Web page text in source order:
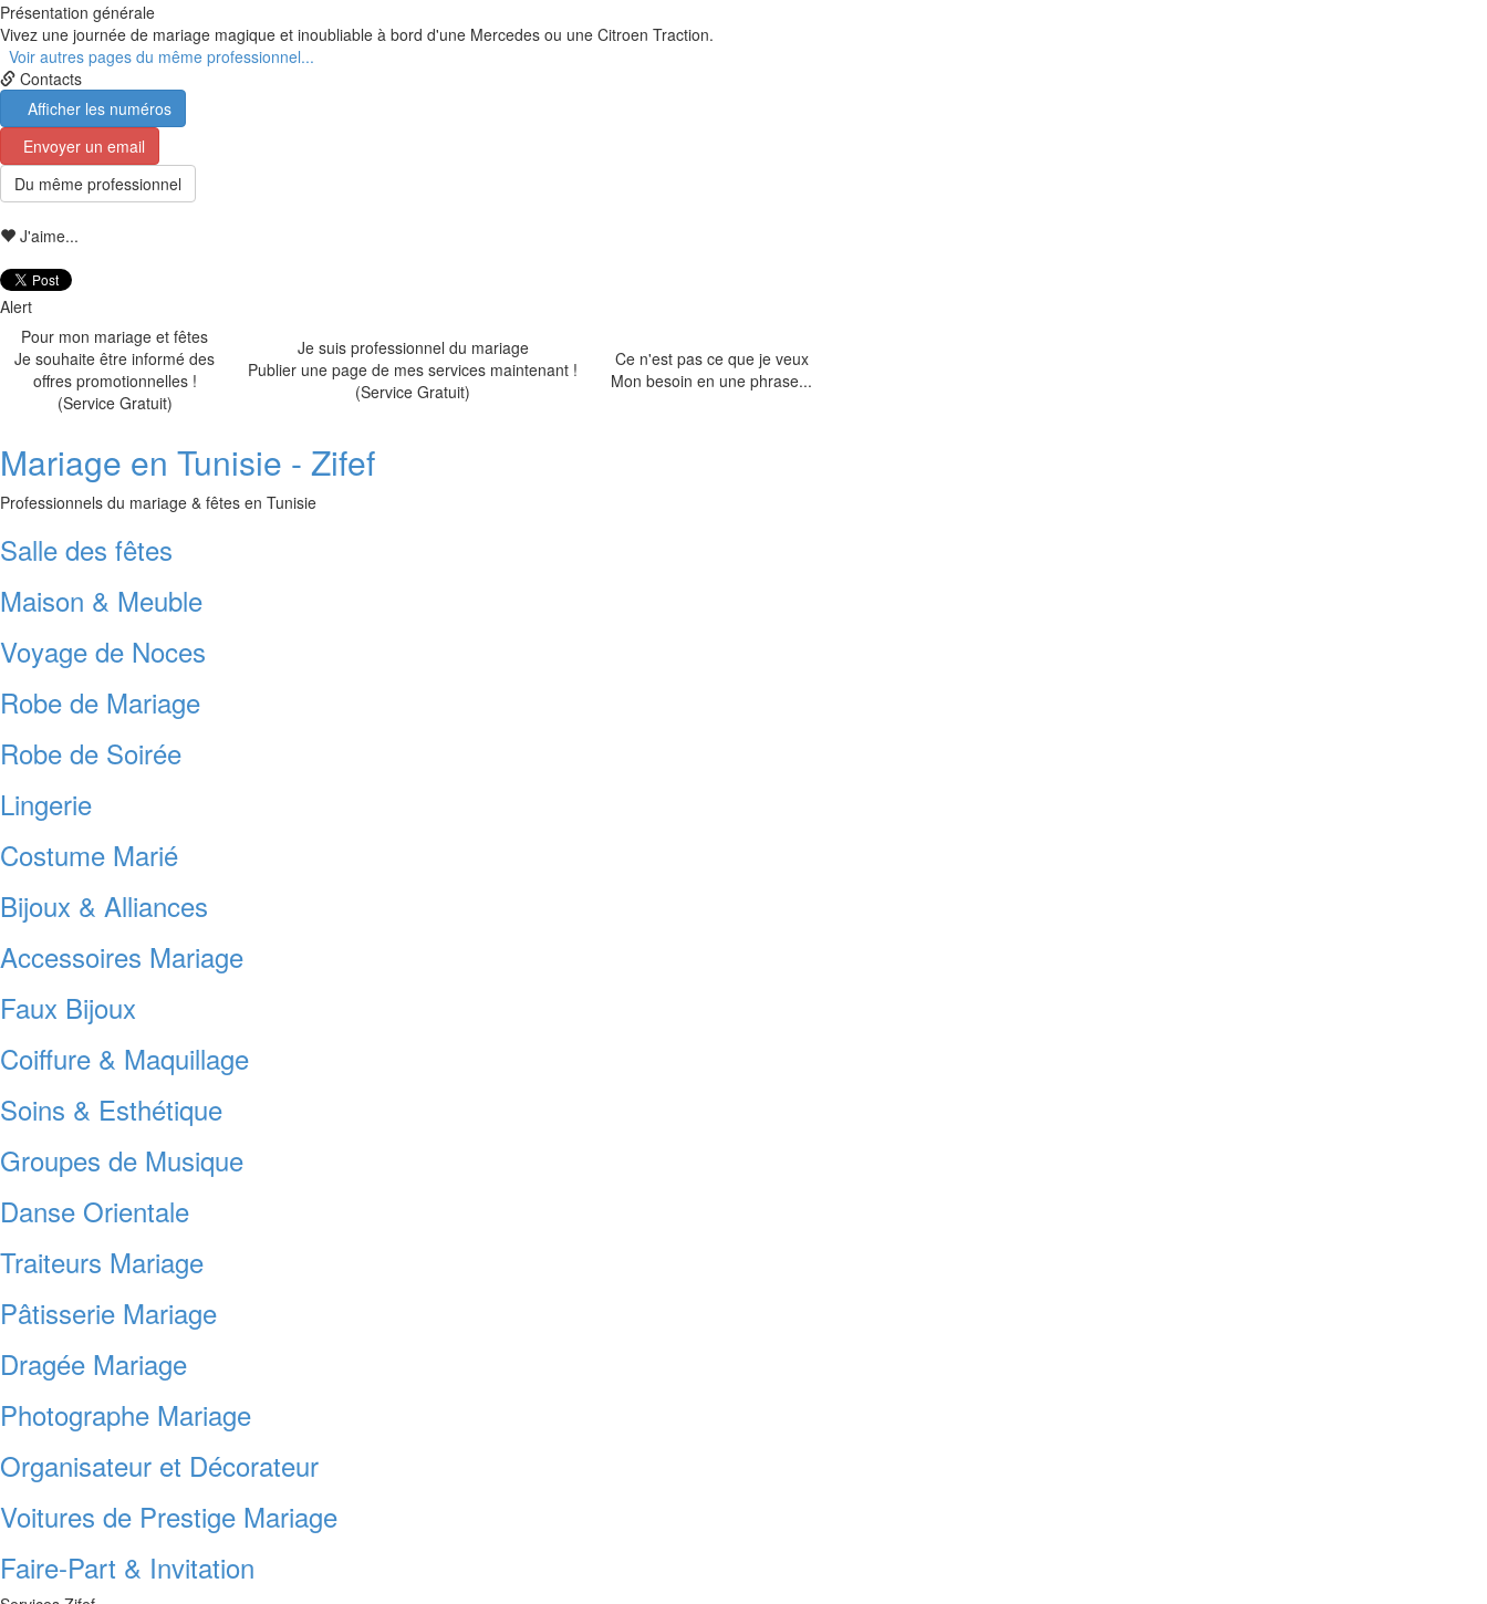
Présentation générale
Vivez une journée de mariage magique et inoubliable à bord d'une Mercedes ou une Citroen Traction.
Voir autres pages du même professionnel...
Contacts
Afficher les numéros
Envoyer un email
Du même professionnel
J'aime...
Alert
Pour mon mariage et fêtes
Je souhaite être informé des
offres promotionnelles !
(Service Gratuit)
Je suis professionnel du mariage
Publier une page de mes services maintenant !
(Service Gratuit)
Ce n'est pas ce que je veux
Mon besoin en une phrase...
Mariage en Tunisie - Zifef
Professionnels du mariage & fêtes en Tunisie
Salle des fêtes
Maison & Meuble
Voyage de Noces
Robe de Mariage
Robe de Soirée
Lingerie
Costume Marié
Bijoux & Alliances
Accessoires Mariage
Faux Bijoux
Coiffure & Maquillage
Soins & Esthétique
Groupes de Musique
Danse Orientale
Traiteurs Mariage
Pâtisserie Mariage
Dragée Mariage
Photographe Mariage
Organisateur et Décorateur
Voitures de Prestige Mariage
Faire-Part & Invitation